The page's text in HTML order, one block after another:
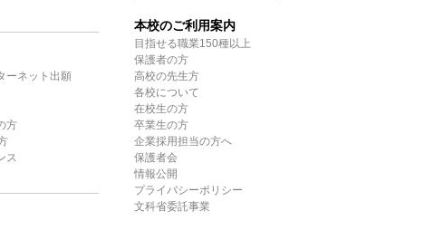
ーネット出願
方
ス
本校のご利用案内
目指せる職業150種以上
保護者の方
高校の先生方
各校について
在校生の方
卒業生の方
企業採用担当の方へ
保護者会
情報公開
プライバシーポリシー
文科省委託事業